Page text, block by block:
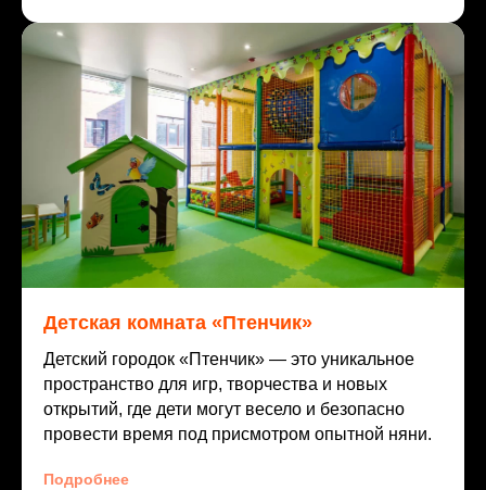
Детская комната «Птенчик»
Детский городок «Птенчик» — это уникальное
пространство для игр, творчества и новых
открытий, где дети могут весело и безопасно
провести время под присмотром опытной няни.
Подробнее